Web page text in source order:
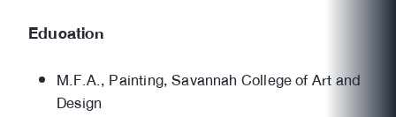
Education
M.F.A., Painting, Savannah College of Art and
Design